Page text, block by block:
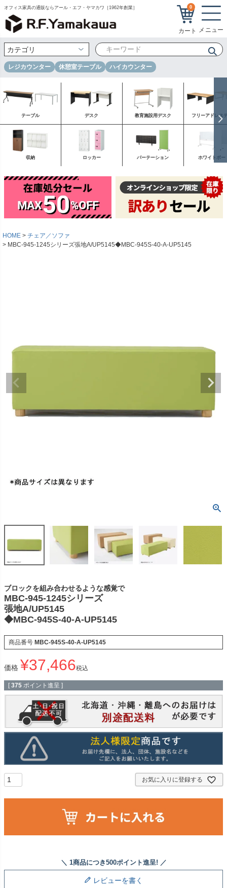
オフィス家具の通販ならアール・エフ・ヤマカワ［1962年創業］ 0
レジカウンター 休憩室テーブル ハイカウンター
テーブル デスク 教育施設用デスク フリーアドレス
収納 ロッカー パーテーション ホワイトボー
HOME
チェア／ソファ
MBC-945-1245シリーズ張地A/UP5145◆MBC-945S-40-A-UP5145
ブロックを組み合わせるような感覚で
MBC-945-1245シリーズ
張地A/UP5145
◆MBC-945S-40-A-UP5145
商品番号 MBC-945S-40-A-UP5145
価格 ¥37,466税込
[ 375 ポイント進呈 ]
お気に入りに登録する
レビューを書く